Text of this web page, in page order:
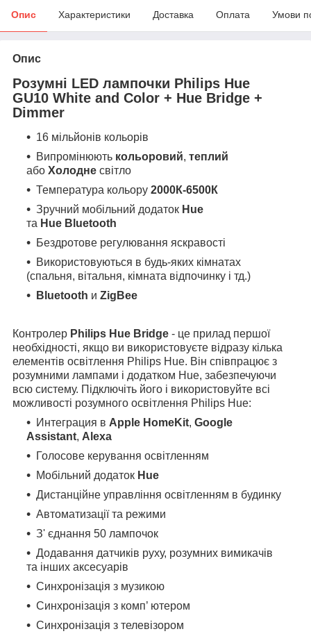
Опис Характеристики Доставка Оплата Умови
Опис
Розумні LED лампочки Philips Hue
GU10 White and Color + Hue Bridge +
Dimmer
16 мільйонів кольорів
Випромінюють кольоровий, теплий
або Холодне світло
Температура кольору 2000К-6500К
Зручний мобільний додаток Hue
та Hue Bluetooth
Бездротове регулювання яскравості
Використовуються в будь-яких кімнатах
(спальня, вітальня, кімната відпочинку і тд.)
Bluetooth и ZigBee
Контролер Philips Hue Bridge - це прилад першої
необхідності, якщо ви використовуєте відразу кілька
елементів освітлення Philips Hue. Він співпрацює з
розумними лампами і додатком Hue, забезпечуючи
всю систему. Підключіть його і використовуйте всі
можливості розумного освітлення Philips Hue:
Интеграция в Apple HomeKit, Google
Assistant, Alexa
Голосове керування освітленням
Мобільний додаток Hue
Дистанційне управління освітленням в будинку
Автоматизації та режими
З' єднання 50 лампочок
Додавання датчиків руху, розумних вимикачів
та інших аксесуарів
Синхронізація з музикою
Синхронізація з комп’ ютером
Синхронізація з телевізором